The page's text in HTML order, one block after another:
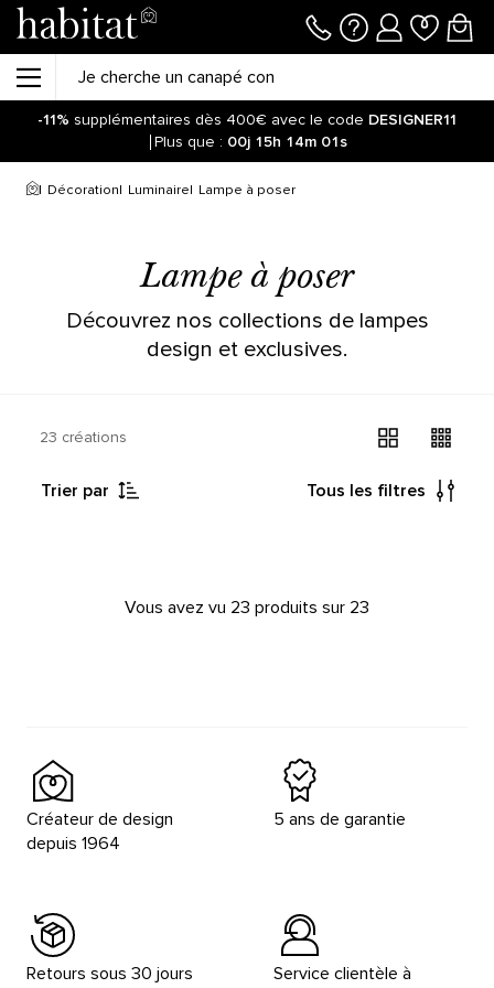
-11% supplémentaires dès 400€ avec le code DESIGNER11
Plus que : 00j 15h 14m 01s
Décoration Luminaire Lampe à poser
Lampe à poser
Découvrez nos collections de lampes
design et exclusives.
23 créations
Trier par Tous les filtres
Vous avez vu 23 produits sur 23
Créateur de design
depuis 1964
5 ans de garantie
Retours sous 30 jours
Service clientèle à